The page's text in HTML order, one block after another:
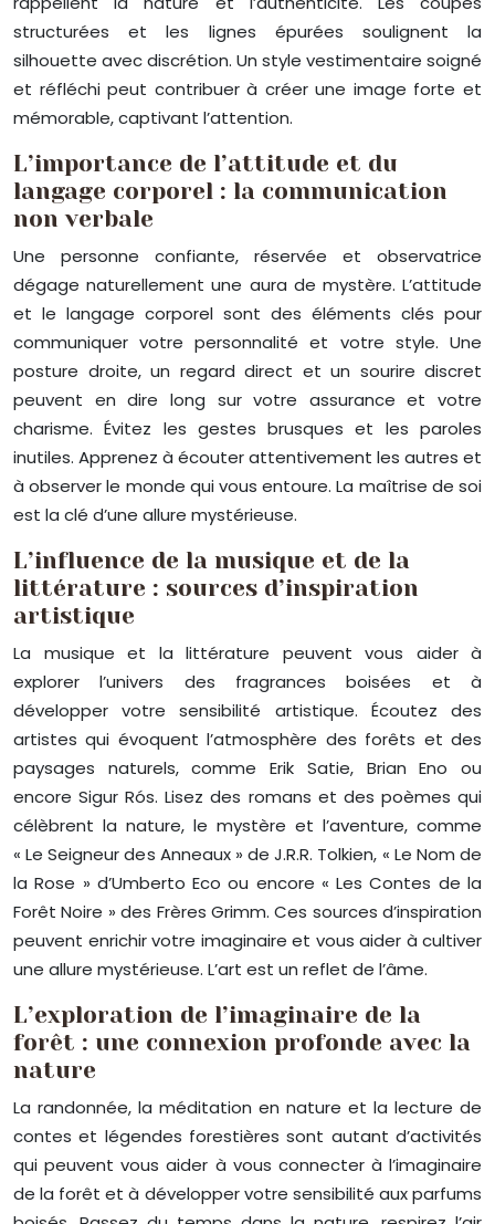
structurées et les lignes épurées soulignent la
silhouette avec discrétion. Un style vestimentaire soigné
et réfléchi peut contribuer à créer une image forte et
mémorable, captivant l’attention.
L’importance de l’attitude et du
langage corporel : la communication
non verbale
Une personne confiante, réservée et observatrice
dégage naturellement une aura de mystère. L’attitude
et le langage corporel sont des éléments clés pour
communiquer votre personnalité et votre style. Une
posture droite, un regard direct et un sourire discret
peuvent en dire long sur votre assurance et votre
charisme. Évitez les gestes brusques et les paroles
inutiles. Apprenez à écouter attentivement les autres et
à observer le monde qui vous entoure. La maîtrise de soi
est la clé d’une allure mystérieuse.
L’influence de la musique et de la
littérature : sources d’inspiration
artistique
La musique et la littérature peuvent vous aider à
explorer l’univers des fragrances boisées et à
développer votre sensibilité artistique. Écoutez des
artistes qui évoquent l’atmosphère des forêts et des
paysages naturels, comme Erik Satie, Brian Eno ou
encore Sigur Rós. Lisez des romans et des poèmes qui
célèbrent la nature, le mystère et l’aventure, comme
« Le Seigneur des Anneaux » de J.R.R. Tolkien, « Le Nom de
la Rose » d’Umberto Eco ou encore « Les Contes de la
Forêt Noire » des Frères Grimm. Ces sources d’inspiration
peuvent enrichir votre imaginaire et vous aider à cultiver
une allure mystérieuse. L’art est un reflet de l’âme.
L’exploration de l’imaginaire de la
forêt : une connexion profonde avec la
nature
La randonnée, la méditation en nature et la lecture de
contes et légendes forestières sont autant d’activités
qui peuvent vous aider à vous connecter à l’imaginaire
de la forêt et à développer votre sensibilité aux parfums